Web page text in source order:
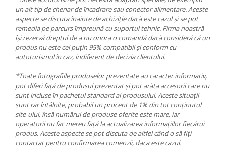
un alt tip de chenar de încadrare sau conector alimentare. Aceste
aspecte se discuta înainte de achiziție dacă este cazul și se pot
remedia pe parcurs împreună cu suportul tehnic. Firma noastră
își rezervă dreptul de a nu onora o comandă dacă consideră că un
produs nu este cel puțin 95% compatibil și conform cu
autoturismul în caz, indiferent de decizia clientului.
*Toate fotografiile produselor prezentate au caracter informativ,
pot diferi față de produsul prezentat și pot arăta accesorii care nu
sunt incluse în pachetul standard al produsului. Aceste situații
sunt rar întâlnite, probabil un procent de 1% din tot conținutul
site-ului, însă numărul de produse oferite este mare, iar
operatorii nu fac mereu față la actualizarea informațiilor fiecărui
produs. Aceste aspecte se pot discuta de altfel când o să fiți
contactat pentru confirmarea comenzii, daca este cazul.